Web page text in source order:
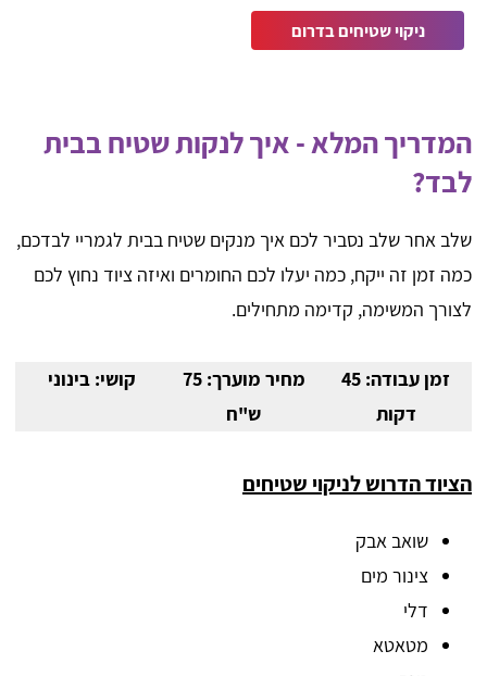
ניקוי שטיחים בדרום
המדריך המלא - איך לנקות שטיח בבית
לבד?
שלב אחר שלב נסביר לכם איך מנקים שטיח בבית לגמריי לבדכם,
כמה זמן זה ייקח, כמה יעלו לכם החומרים ואיזה ציוד נחוץ לכם
לצורך המשימה, קדימה מתחילים.
זמן עבודה: 45
דקות
מחיר מוערך: 75
ש"ח
קושי: בינוני
הציוד הדרוש לניקוי שטיחים
שואב אבק
צינור מים
דלי
מטאטא